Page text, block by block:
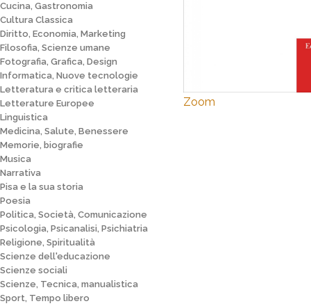
Cucina, Gastronomia
Cultura Classica
Diritto, Economia, Marketing
Filosofia, Scienze umane
Fotografia, Grafica, Design
Informatica, Nuove tecnologie
Letteratura e critica letteraria
Letterature Europee
Linguistica
Medicina, Salute, Benessere
Memorie, biografie
Musica
Narrativa
Pisa e la sua storia
Poesia
Politica, Società, Comunicazione
Psicologia, Psicanalisi, Psichiatria
Religione, Spiritualità
Scienze dell'educazione
Scienze sociali
Scienze, Tecnica, manualistica
Sport, Tempo libero
Zoom